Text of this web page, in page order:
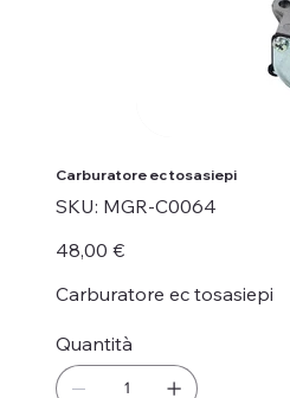
Carburatore ec tosasiepi
SKU: SKU
MGR-
MGR-C0064
Prezzo
48,00 €
Carburatore ec tosasiepi
Quantità